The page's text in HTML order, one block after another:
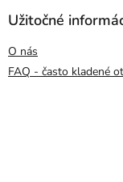
Užitočné
O nás
FAQ - často kladené